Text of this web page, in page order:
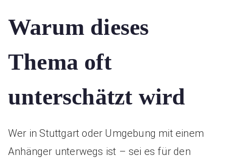
Warum dieses
Thema oft
unterschätzt wird
Wer in Stuttgart oder Umgebung mit einem
Anhänger unterwegs ist – sei es für den